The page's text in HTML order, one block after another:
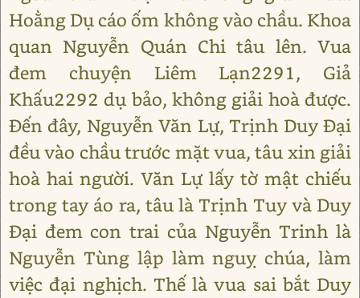
Hoằng Dụ cáo ốm không vào chầu. Khoa
quan Nguyễn Quán Chi tâu lên. Vua
đem chuyện Liêm Lạn2291, Giả
Khấu2292 dụ bảo, không giải hoà được.
Đến đây, Nguyễn Văn Lự, Trịnh Duy Đại
đều vào chầu trước mặt vua, tâu xin giải
hoà hai người. Văn Lự lấy tờ mật chiếu
trong tay áo ra, tâu là Trịnh Tuy và Duy
Đại đem con trai của Nguyễn Trinh là
Nguyễn Tùng lập làm nguỵ chúa, làm
việc đại nghịch. Thế là vua sai bắt Duy